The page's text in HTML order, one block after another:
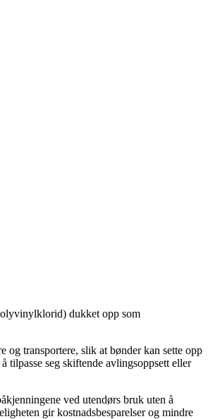
dukket opp som
og transportere, slik at bønder kan sette opp
tilpasse seg skiftende avlingsoppsett eller
ved utendørs bruk uten å
gir kostnadsbesparelser og mindre